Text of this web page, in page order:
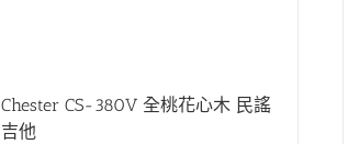
Chester CS-380V 全桃花心木 民謠
吉他